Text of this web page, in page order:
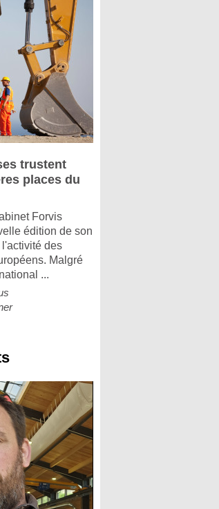
trustent
places du
Forvis
édition de son
des
Malgré
...